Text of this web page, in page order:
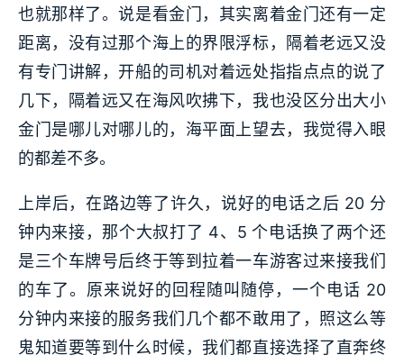
也就那样了。说是看金门，其实离着金门还有一定
距离，没有过那个海上的界限浮标，隔着老远又没
有专门讲解，开船的司机对着远处指指点点的说了
几下，隔着远又在海风吹拂下，我也没区分出大小
金门是哪儿对哪儿的，海平面上望去，我觉得入眼
的都差不多。
上岸后，在路边等了许久，说好的电话之后 20 分
钟内来接，那个大叔打了 4、5 个电话换了两个还
是三个车牌号后终于等到拉着一车游客过来接我们
的车了。原来说好的回程随叫随停，一个电话 20
分钟内来接的服务我们几个都不敢用了，照这么等
鬼知道要等到什么时候，我们都直接选择了直奔终